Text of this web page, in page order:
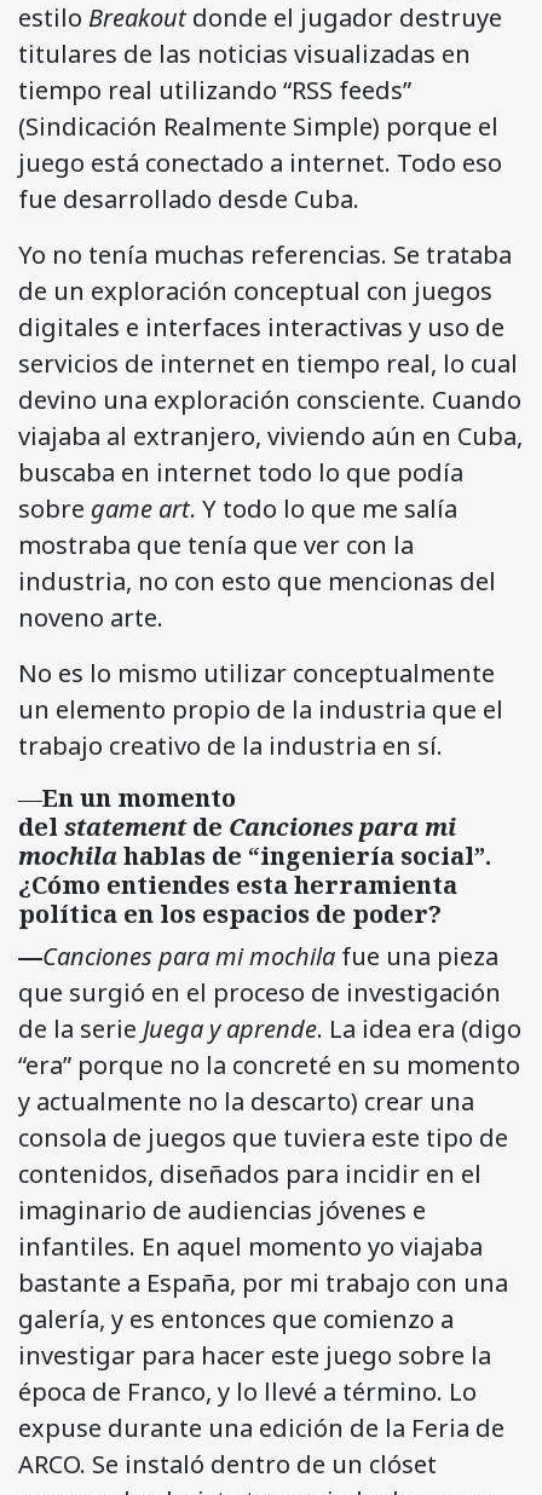
estilo Breakoutdonde el jugador destruye
titulares de las noticias visualizadas en
tiempo real utilizando “RSS feeds”
(Sindicación Realmente Simple) porque el
juego está conectado a internet. Todo eso
fue desarrollado desde Cuba.
Yo no tenía muchas referencias. Se trataba
de un exploración conceptual con juegos
digitales e interfaces interactivas y uso de
servicios de internet en tiempo real, lo cual
devino una exploración consciente. Cuando
viajaba al extranjero, viviendo aún en Cuba,
buscaba en internet todo lo que podía
sobre game art. Y todo lo que me salía
mostraba que tenía que ver con la
industria, no con esto que mencionas del
noveno arte.
No es lo mismo utilizar conceptualmente
un elemento propio de la industria que el
trabajo creativo de la industria en sí.
―En un momento
del statementde Canciones para mi
mochilahablas de “ingeniería social”.
¿Cómo entiendes esta herramienta
política en los espacios de poder?
―Canciones para mi mochila fue una pieza
que surgió en el proceso de investigación
de la serie Juega y aprende. La idea era (digo
“era” porque no la concreté en su momento
y actualmente no la descarto) crear una
consola de juegos que tuviera este tipo de
contenidos, diseñados para incidir en el
imaginario de audiencias jóvenes e
infantiles. En aquel momento yo viajaba
bastante a España, por mi trabajo con una
galería, y es entonces que comienzo a
investigar para hacer este juego sobre la
época de Franco, y lo llevé a término. Lo
expuse durante una edición de la Feria de
ARCO. Se instaló dentro de un clóset